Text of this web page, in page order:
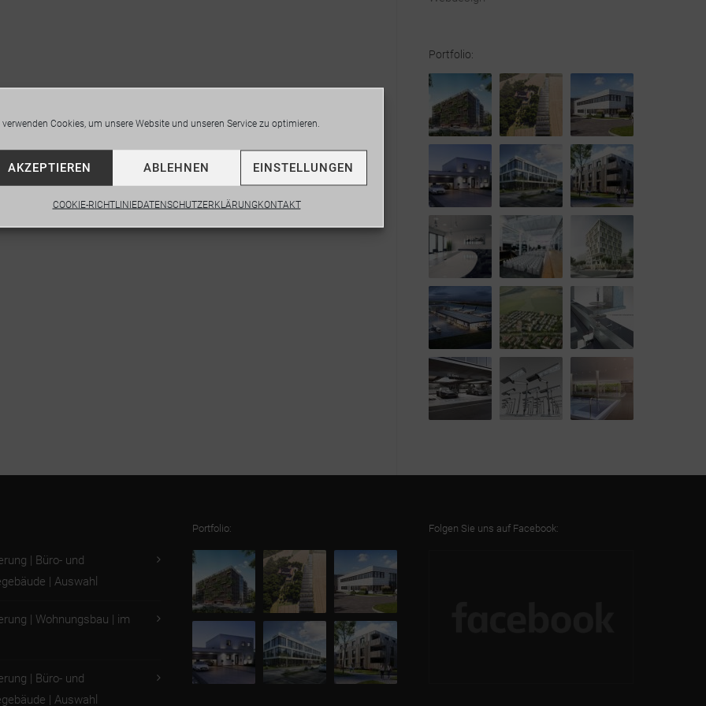
verwenden Cookies, um unsere Website und unseren Service zu optimieren.
AKZEPTIEREN ABLEHNEN EINSTELLUNGEN
COOKIE-RICHTLINIEDATENSCHUTZERKLÄRUNGKONTAKT
Portfolio:
| Büro- und
| Auswahl
| Wohnungsbau | im
| Büro- und
| Auswahl
Portfolio: Folgen Sie uns auf Facebook: